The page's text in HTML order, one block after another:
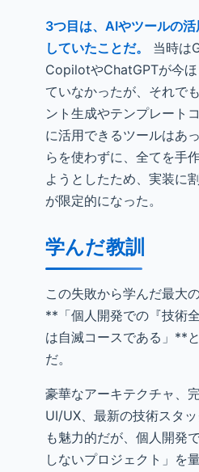
3つ目は、AIやツールの
していたことだ。
当時は
CopilotやChatGPTが今ほ
ていなかったが、それで
ント生成やテンプレート
に活用できるツールはあ
らを使わずに、全てを手
ようとしたため、実装に
が限定的になった。
学んだ教訓
この失敗から学んだ最大の
**「個人開発での『技術全
は自滅コースである」**
だ。
豪華なアーキテクチャ、
UI/UX、最新の技術スタ
も魅力的だが、個人開発
しないプロジェクト」を